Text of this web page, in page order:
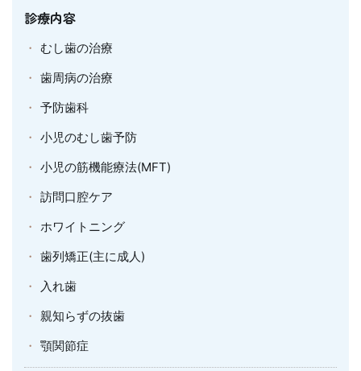
診療内容
むし歯の治療
歯周病の治療
予防歯科
小児のむし歯予防
小児の筋機能療法(MFT)
訪問口腔ケア
ホワイトニング
歯列矯正(主に成人)
入れ歯
親知らずの抜歯
顎関節症